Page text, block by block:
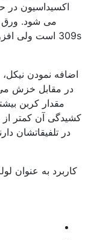
اکسیداسیون در
اضافه نمودن
مقدار کربن
در تلفیقاتشان
کاربرد به عنوان